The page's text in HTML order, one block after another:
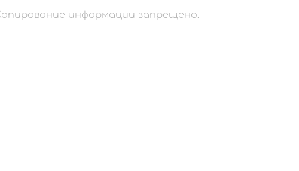
информации запрещено.